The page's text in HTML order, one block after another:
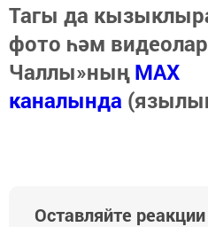
Тагы да
фото һәм
Чаллы»ныңMAX
каналында
Оставляйте реакции